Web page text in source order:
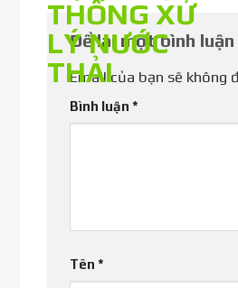
Để lại một bình luận
Email của bạn sẽ không
Bình luận *
Tên *